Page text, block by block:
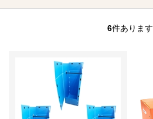
6件あります